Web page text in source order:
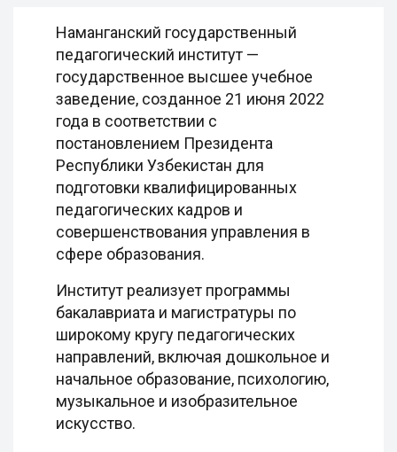
Наманганский государственный
педагогический институт —
государственное высшее учебное
заведение, созданное 21 июня 2022
года в соответствии с
постановлением Президента
Республики Узбекистан для
подготовки квалифицированных
педагогических кадров и
совершенствования управления в
сфере образования.
Институт реализует программы
бакалавриата и магистратуры по
широкому кругу педагогических
направлений, включая дошкольное и
начальное образование, психологию,
музыкальное и изобразительное
искусство.